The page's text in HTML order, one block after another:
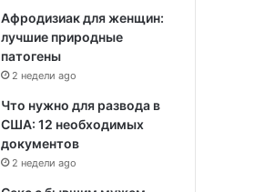
Афродизиак для женщин:
лучшие природные
патогены
2 недели ago
Что нужно для развода в
США: 12 необходимых
документов
2 недели ago